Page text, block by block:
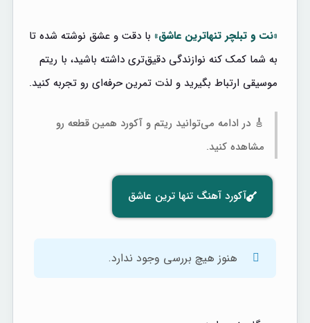
«نت و تبلچر تنهاترین عاشق» با دقت و عشق نوشته شده تا
به شما کمک کنه نوازندگی دقیق‌تری داشته باشید، با ریتم
موسیقی ارتباط بگیرید و لذت تمرین حرفه‌ای رو تجربه کنید.
🎸 در ادامه می‌توانید ریتم و آکورد همین قطعه رو
مشاهده کنید.
آکورد آهنگ تنها ترین عاشق
هنوز هیچ بررسی وجود ندارد.